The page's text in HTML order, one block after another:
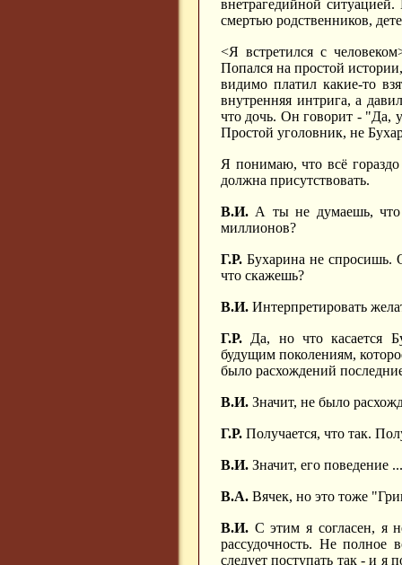
внетрагедийной
смертью родственников,
<Я встретился с
Попался на простой
видимо платил какие-то
внутренняя интрига, а
что дочь. Он говорит - "Да,
Простой уголовник, не
Я понимаю, что всё
должна присутствовать.
В.И. А ты не думаешь, что
миллионов?
Г.Р. Бухарина не спросишь.
что скажешь?
В.И. Интерпретировать
Г.Р. Да, но что касается
будущим поколениям,
было расхождений
В.И. Значит, не было
Г.Р. Получается, что так.
В.И. Значит, его поведение
В.А. Вячек, но это тоже
В.И. С этим я согласен, я
рассудочность. Не полное
следует поступать так - и я